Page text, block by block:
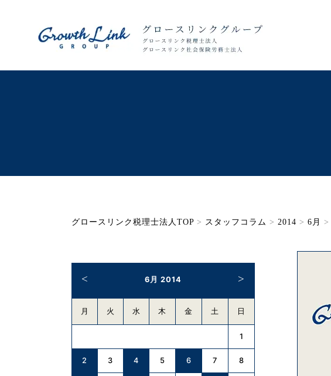
グロースリンク税理士法人TOP > スタッフコラム > 2014 > 6月 >
6月 2014
月 火 水 木 金 土 日
1
2 3 4 5 6 7 8